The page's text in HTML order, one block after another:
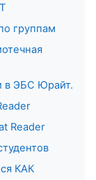
группам
в ЭБС Юрайт.
Reader
КАК